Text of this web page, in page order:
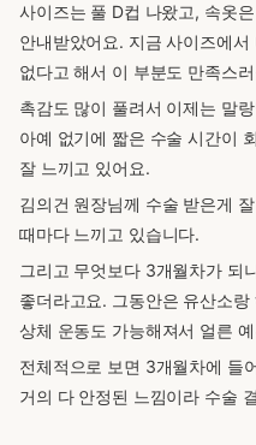
사이즈는 풀 D컵 나왔고, 속옷
안내받았어요. 지금 사이즈에
없다고 해서 이 부분도 만족스
촉감도 많이 풀려서 이제는 말
아예 없기에 짧은 수술 시간이
잘 느끼고 있어요.
김의건 원장님께 수술 받은게
때마다 느끼고 있습니다.
그리고 무엇보다 3개월차가 되
좋더라고요. 그동안은 유산소
상체 운동도 가능해져서 얼른
전체적으로 보면 3개월차에 들
거의 다 안정된 느낌이라 수술